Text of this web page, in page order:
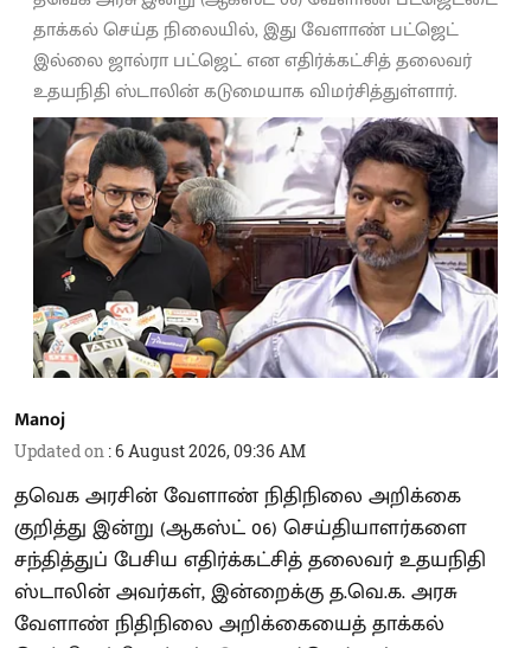
தாக்கல் செய்த நிலையில், இது வேளாண் பட்ஜெட்
இல்லை ஜால்ரா பட்ஜெட் என எதிர்க்கட்சித் தலைவர்
உதயநிதி ஸ்டாலின் கடுமையாக விமர்சித்துள்ளார்.
Manoj
Updated on :6 August 2026, 09:36 AM
தவெக அரசின் வேளாண் நிதிநிலை அறிக்கை
குறித்து இன்று (ஆகஸ்ட் 06) செய்தியாளர்களை
சந்தித்துப் பேசிய எதிர்க்கட்சித் தலைவர் உதயநிதி
ஸ்டாலின் அவர்கள், இன்றைக்கு த.வெ.க. அரசு
வேளாண் நிதிநிலை அறிக்கையைத் தாக்கல்